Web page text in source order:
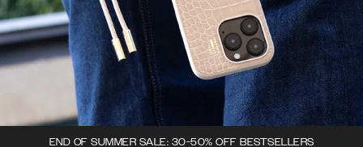
END OF SUMMER SALE: 30-50% OFF BESTSELLERS